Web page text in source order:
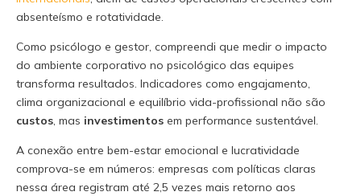
absenteísmo e rotatividade.
Como psicólogo e gestor, compreendi que medir o impacto
do ambiente corporativo no psicológico das equipes
transforma resultados. Indicadores como engajamento,
clima organizacional e equilíbrio vida-profissional não são
custos , mas investimentos em performance sustentável.
A conexão entre bem-estar emocional e lucratividade
comprova-se em números: empresas com políticas claras
nessa área registram até 2,5 vezes mais retorno aos